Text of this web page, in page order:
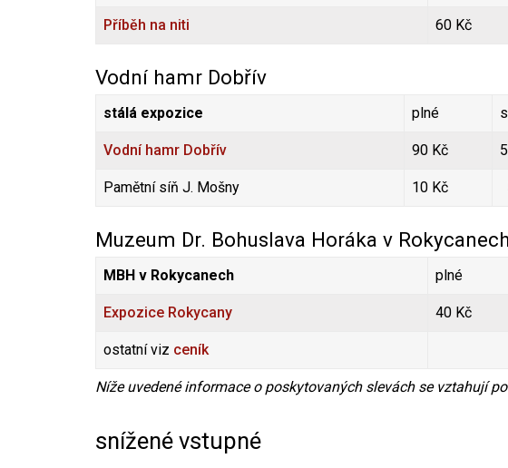
Příběh na niti 60 Kč
Vodní hamr Dobřív
stálá expozice plné
Vodní hamr Dobřív 90 Kč
Pamětní síň J. Mošny 10 Kč
Muzeum Dr. Bohuslava Horáka v Rokycanech
MBH v Rokycanech plné
Expozice Rokycany 40 Kč
ostatní viz ceník
Níže uvedené informace o poskytovaných slevách se vztahují
snížené vstupné